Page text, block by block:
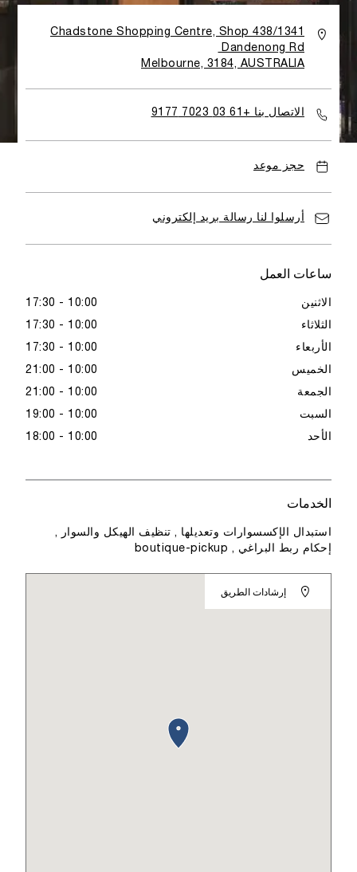
Chadstone Shopping Centre, Shop 438/1341
Dandenong Rd
Melbourne, 3184, AUSTRALIA
الاتصال بنا +61 03 7023 9177
حجز موعد
أرسلوا لنا رسالة بريد إلكتروني
ساعات العمل
الاثنين 10:00 - 17:30
الثلاثاء 10:00 - 17:30
الأربعاء 10:00 - 17:30
الخميس 10:00 - 21:00
الجمعة 10:00 - 21:00
السبت 10:00 - 19:00
الأحد 10:00 - 18:00
إرشادات الطريق
الخدمات
استبدال الإكسسوارات وتعديلها , تنظيف الهيكل والسوار ,
إحكام ربط البراغي , boutique-pickup